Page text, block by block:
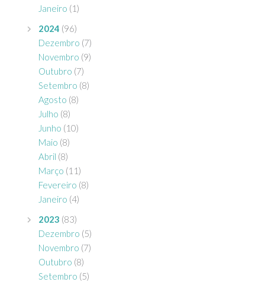
Janeiro (1)
2024 (96)
Dezembro (7)
Novembro (9)
Outubro (7)
Setembro (8)
Agosto (8)
Julho (8)
Junho (10)
Maio (8)
Abril (8)
Março (11)
Fevereiro (8)
Janeiro (4)
2023 (83)
Dezembro (5)
Novembro (7)
Outubro (8)
Setembro (5)